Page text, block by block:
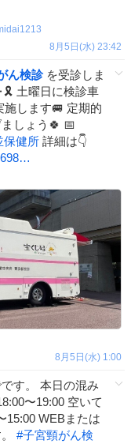
8月5日(水) 23:42
ん検診を受診しま
曜日に検診車
施します🚐 定期的
しょう🍀 📅
保健所 詳細は👇
8月5日(水) 1:00
す。 本日の混み
〜19:00 空いて
WEBまたは
#子宮頸がん検